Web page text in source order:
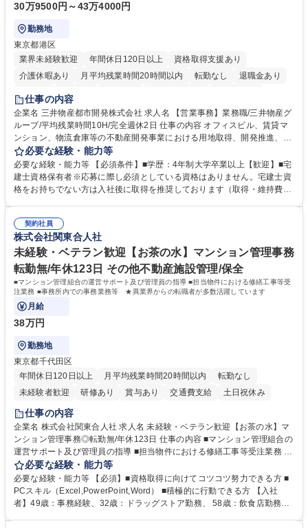
30万9500円～43万4000円
勤務地
東京都港区
業界未経験歓迎
年間休日120日以上
資格取得支援あり
介護休暇あり
月平均残業時間20時間以内 転勤なし
退職金あり
在宅OK
賞与あり
駅近5分以内
土日祝休み 寮・社宅あり
仕事の内容
企業名 三井物産都市開発株式会社 求人名 【営業事務】業務職/三井物産グ
ループ/平均残業時間10H/完全週休2日 仕事の内容 オフィスビル、賃貸マ
ンション、物流倉庫等の不動産開発事業における用地取得、開発推進、賃
貸運営、売却、仲介・活用提案等を行う営業部門において事務業務を担当
いただきます。 【詳細】・契約書管理、契約書製本、捺印対応、ファイリ
ング、登記簿取得、調書取得・支払業務（各種費用支払、支払管理、請
求・支払データ登録、取引先マスター申請対応）・予算作成及び予実管
の他に担当頂く業務が発生する場合があります。 募集職種 【営業事務】
業務職/三井物産グループ/平均残業時間10H/完全週休2日
必要な経験・能力等
必要な経験・能力等 【必須条件】■学歴：4年制大学卒業以上【歓迎】■宅
建士資格保有者※応募に際し必須としている資格はありません。宅建士資
格をお持ちでない方は入社後に取得を推奨しております（取得・維持費用
ション力がある方。 ・チャレンジを厭わず、粘り強く業務に取り組める
方。多様な関係者と謙虚に信頼関係を構築でき、期限を意識したスケジュ
ール管理が出来る方。※将来的に他部署（営業部門、コーポレート部門）
へのジョブローテーションの可能性があります。 学歴・資格 学歴：大学
院 大学 語学力： 資格：宅地建物取引士
契約社員
株式会社関東合人社
未経験・ベテラン歓迎【お茶の水】マンション管理事務
転勤無/年休123日 その他不動産施設管理/保全
■マンション管理組合の運営サポート及び管理員の指導 ■担当物件における修繕工事等受
注業務 ■事務所内での事務業務等 ★異業界からの転職者が多数活躍しています
月給
38万円
勤務地
東京都千代田区
年間休日120日以上
月平均残業時間20時間以内
転勤なし
未経験者歓迎
研修あり 賞与あり 交通費支給 土日祝休み
仕事の内容
企業名 株式会社関東合人社 求人名 未経験・ベテラン歓迎【お茶の水】マ
ンション管理事務◎転勤無/年休123日 仕事の内容 ■マンション管理組合の
運営サポート及び管理員の指導 ■担当物件における修繕工事等受注業務 ■
事務所内での事務業務等 ★異業界からの転職者が多数活躍しています
【年収補足】532万円 ＋別途インセンティヴで平均約100万円/年（昨年度
実績） ＋管理業務主任者資格手当50,000円/月 ★親会社である株式会社合
人社計画研究所社のグループ会社として、質の高いサービスと適性価格を
必要な経験・能力等
必要な経験・能力等 【必須】■資格取得に向けてコツコツ努力できる方 ■
PCスキル（Excel,PowerPoint,Word） ■積極的に行動できる方 【入社
者】49歳：事務経験、32歳：ドラッグストア勤務、 58歳：飲食店勤務